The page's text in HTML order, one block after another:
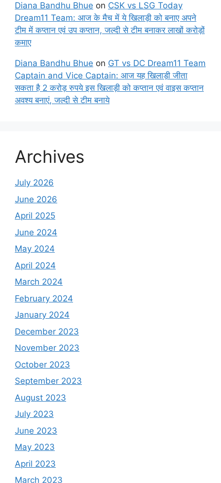
Diana Bandhu Bhue on CSK vs LSG Today
Dream11 Team: आज के मैच में ये खिलाड़ी को बनाए अपने
टीम में कप्तान एवं उप कप्तान, जल्दी से टीम बनाकर लाखों करोड़ों
कमाए
Diana Bandhu Bhue on GT vs DC Dream11 Team
Captain and Vice Captain: आज यह खिलाड़ी जीता
सकता है 2 करोड़ रुपये इस खिलाड़ी को कप्तान एवं वाइस कप्तान
अवश्य बनाएं, जल्दी से टीम बनाये
Archives
July 2026
June 2026
April 2025
June 2024
May 2024
April 2024
March 2024
February 2024
January 2024
December 2023
November 2023
October 2023
September 2023
August 2023
July 2023
June 2023
May 2023
April 2023
March 2023